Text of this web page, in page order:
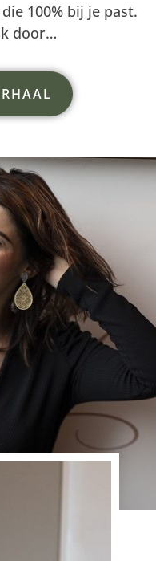
100% bij je past.
door…